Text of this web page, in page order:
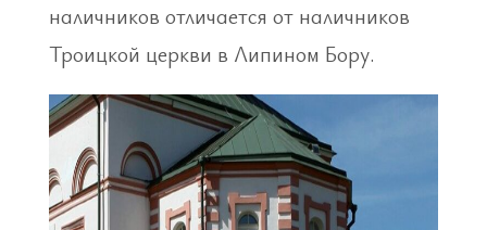
наличников отличается от наличников
Троицкой церкви в Липином Бору.